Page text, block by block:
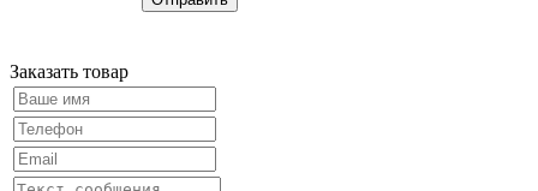
Заказать товар